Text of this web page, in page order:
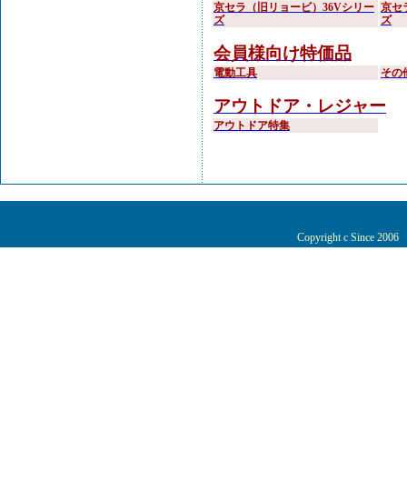
京セラ（旧リョービ）36Vシリー
ズ
京セ
ズ
会員様向け特価品
電動工具 その
アウトドア・レジャー
アウトドア特集
Copyright c Since